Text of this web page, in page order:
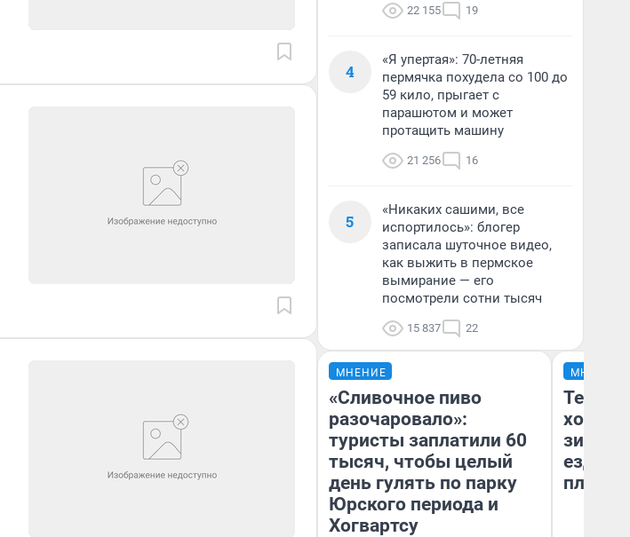
22 155 19
4
«Я упертая»: 70-летняя
пермячка похудела со 100 до
59 кило, прыгает с
парашютом и может
протащить машину
21 256 16
5
«Никаких сашими, все
испортилось»: блогер
записала шуточное видео,
как выжить в пермское
вымирание — его
посмотрели сотни тысяч
15 837 22
МНЕНИЕ
«Сливочное пиво
разочаровало»:
туристы заплатили 60
тысяч, чтобы целый
день гулять по парку
Юрского периода и
Хогвартсу
МНЕНИЕ
Тепло
зимой.
ездит
плюсы